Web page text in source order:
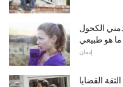
الكحول
هو طبيعي
إدمان
القضايا